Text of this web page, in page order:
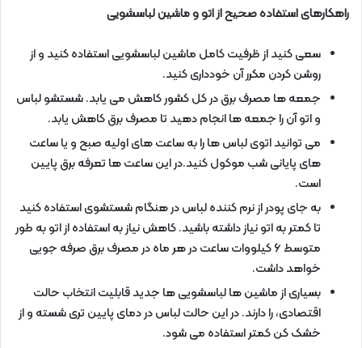
راهکارهای استفاده صحیح از اتو و ماشین لباسشویی
سعی کنید از ظرفیت کامل ماشین لباسشویی استفاده کنید و از
روشن کردن مکرر آن خودداری کنید.
جمعه ها مصرف برق در کل کشور کاهش می یابد. شستشو لباس
و اتو آن را جمعه ها انجام دهید تا مصرف برق کاهش یابد.
می توانید اتوی لباس ها را به ساعت های اولیه صبح و یا ساعت
های پایانی شب موکول کنید.در این ساعت ها تعرفه برق پایین
است.
به جای پودر از نرم کننده لباس در هنگام شستشوی استفاده کنید
تا کمتر به اتو نیاز داشته باشید. کاهش نیاز به استفاده از اتو به طور
متوسط 6 کیلووات ساعت در هر ماه در مصرف برق صرفه جویی
خواهد داشت.
بسیاری از ماشین ها لباسشویی ها جدید قابلیت انتخاب حالت
اقتصادی، را دارند. در این حالت لباس در دمای پایین تری شسته و از
خشک کن کمتر استفاده می شود.